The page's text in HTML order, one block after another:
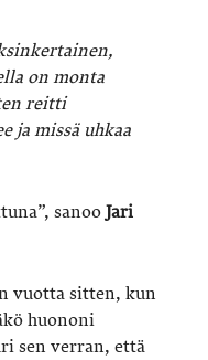
on monta
reitti
ja missä uhkaa
sanooJari
vuotta sitten, kun
huononi
sen verran, että